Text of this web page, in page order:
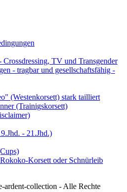
Crossdressing, TV und Transgender
- tragbar und gesellschaftsfähig -
(Westenkorsett) stark tailliert
(Trainigskorsett)
- 21.Jhd.)
Korsett oder Schnürleib
collection - Alle Rechte